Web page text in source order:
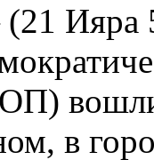
Ияра
вошли
в